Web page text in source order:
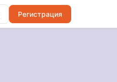
Регистрация